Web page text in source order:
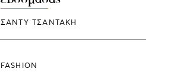
ΣΑΝΤΥ ΤΣΑΝΤΑΚΗ
FASHION